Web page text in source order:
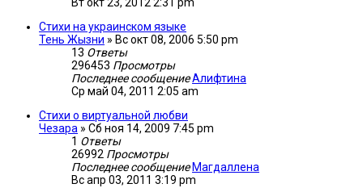
Стихи на украинском языке
Тень Жызни » Вс окт 08, 2006 5:50 pm
13 Ответы
296453 Просмотры
Последнее сообщениеАлифтина
Ср май 04, 2011 2:05 am
Стихи о виртуальной любви
Чезара » Сб ноя 14, 2009 7:45 pm
1 Ответы
26992 Просмотры
Последнее сообщение Магдаллена
Вс апр 03, 2011 3:19 pm